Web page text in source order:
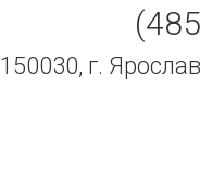
150030, г.